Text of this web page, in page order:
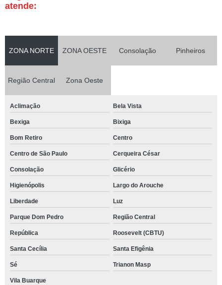
atende:
ZONA NORTE ZONA OESTE Consolação Pinheiros
Região Central Zona Oeste
Aclimação Bela Vista
Bexiga Bixiga
Bom Retiro Centro
Centro de São Paulo Cerqueira César
Consolação Glicério
Higienópolis Largo do Arouche
Liberdade Luz
Parque Dom Pedro Região Central
República Roosevelt (CBTU)
Santa Cecília Santa Efigênia
Sé Trianon Masp
Vila Buarque